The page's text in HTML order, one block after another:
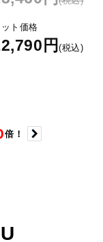
ト価格
円(税込)